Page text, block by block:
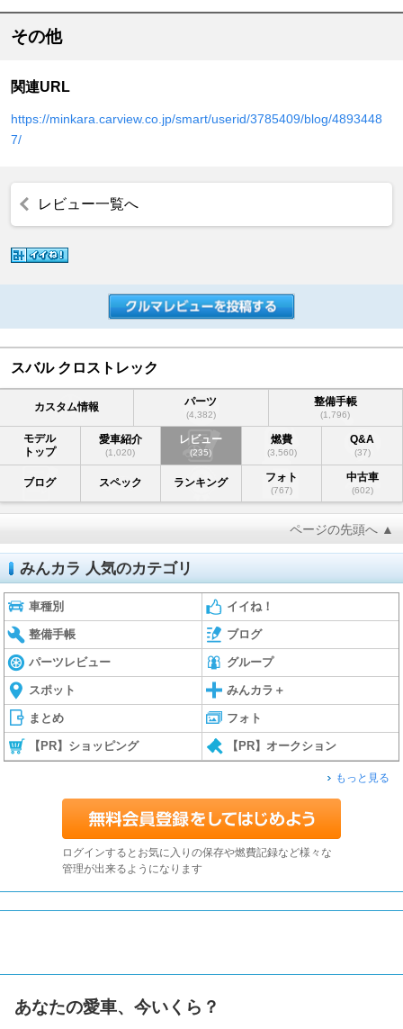
その他
関連URL
https://minkara.carview.co.jp/smart/userid/3785409/blog/4893448
7/
レビュー一覧へ
スバル クロストレック
カスタム情報 パーツ
(4,382)
整備手帳
(1,796)
モデル
トップ
愛車紹介
(1,020)
レビュー
(235)
燃費
(3,560)
Q&A
(37)
ブログ スペック ランキング フォト
(767)
中古車
(602)
ページの先頭へ ▲
みんカラ 人気のカテゴリ
車種別 イイね！
整備手帳 ブログ
パーツレビュー グループ
スポット みんカラ＋
まとめ フォト
【PR】ショッピング 【PR】オークション
もっと見る
ログインするとお気に入りの保存や燃費記録など様々な
管理が出来るようになります
あなたの愛車、今いくら？